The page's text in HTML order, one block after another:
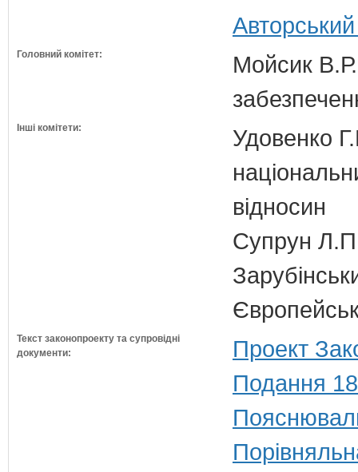
Головний комітет:
Мойсик В.Р.
Інші комітети:
Удовенко
відносин
Супрун
Текст законопроекту та супровідні
документи:
Проект
Подання